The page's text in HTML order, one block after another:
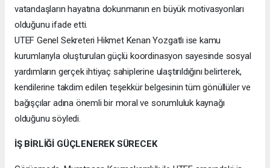
vatandaşların hayatına dokunmanın en büyük motivasyonları
olduğunu ifade etti.
UTEF Genel Sekreteri Hikmet Kenan Yozgatlı ise kamu
kurumlarıyla oluşturulan güçlü koordinasyon sayesinde sosyal
yardımların gerçek ihtiyaç sahiplerine ulaştırıldığını belirterek,
kendilerine takdim edilen teşekkür belgesinin tüm gönüllüler ve
bağışçılar adına önemli bir moral ve sorumluluk kaynağı
olduğunu söyledi.
İŞ BİRLİĞİ GÜÇLENEREK SÜRECEK